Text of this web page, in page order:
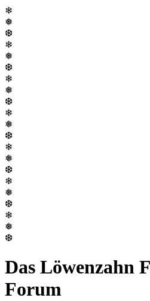
❄
❅
❆
❄
❅
❆
❄
❅
❆
❄
❅
❆
❄
❅
❆
❄
❅
❆
❄
❅
❆
Das Löwenzahn
Forum